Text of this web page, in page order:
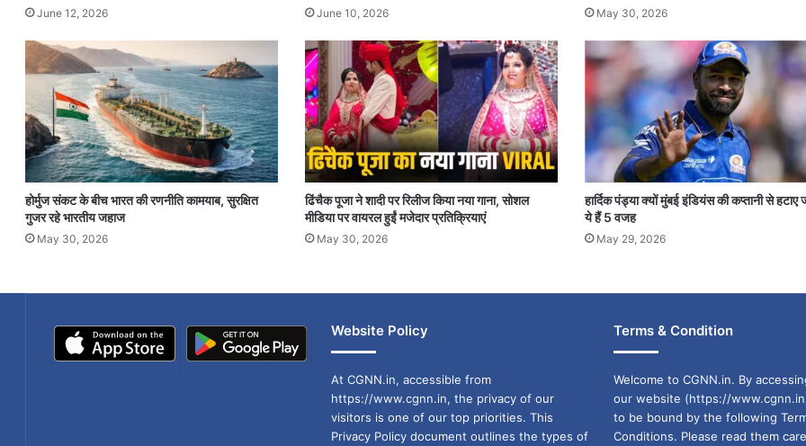
June 12, 2026 June 10, 2026 May 30, 2026
होर्मुज संकट के बीच भारत की रणनीति कामयाब, सुरक्षित
गुजर रहे भारतीय जहाज
May 30, 2026
ढिंचैक पूजा ने शादी पर रिलीज किया नया गाना, सोशल
मीडिया पर वायरल हुईं मजेदार प्रतिक्रियाएं
May 30, 2026
हार्दिक पंड्या क्यों मुंबई इंडियंस की कप्तानी से हटाए
ये हैं 5 वजह
May 29, 2026
Website Policy
At CGNN.in, accessible from
https://www.cgnn.in, the privacy of our
visitors is one of our top priorities. This
Privacy Policy document outlines the types of
Terms & Condition
Welcome to CGNN.in. By
our website (https://
to be bound by the following
Conditions. Please read them